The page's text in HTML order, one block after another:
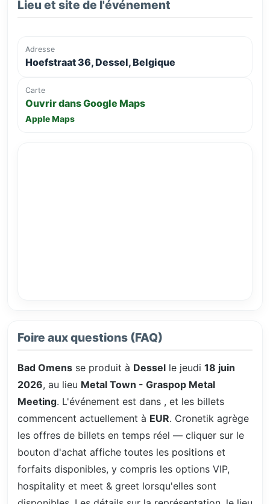
Lieu et site de l'événement
Adresse
Hoefstraat 36, Dessel, Belgique
Carte
Ouvrir dans Google Maps
Apple Maps
Foire aux questions (FAQ)
Bad Omens se produit à Dessel le jeudi 18 juin
2026, au lieu Metal Town - Graspop Metal
Meeting. L'événement est dans , et les billets
commencent actuellement à EUR. Cronetik agrège
les offres de billets en temps réel — cliquer sur le
bouton d'achat affiche toutes les positions et
forfaits disponibles, y compris les options VIP,
hospitality et meet & greet lorsqu'elles sont